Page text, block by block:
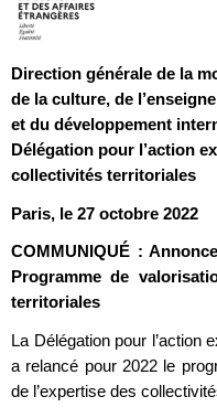
Direction générale de la
de la culture, de
et du développement
Délégation pour l’action
collectivités territoriales
Paris, le 27 octobre 2022
COMMUNIQUÉ :
Programme de
territoriales
La Délégation pour l’action
a relancé pour 2022 le
de l’expertise des